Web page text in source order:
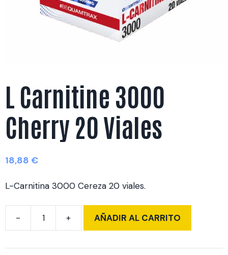
L Carnitine 3000
Cherry 20 Viales
18,88 €
L-Carnitina 3000 Cereza 20 viales.
3000
AÑADIR AL CARRITO